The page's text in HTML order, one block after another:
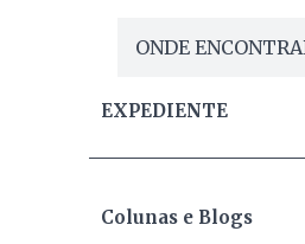
ONDE
EXPEDIENTE
Colunas e Blogs